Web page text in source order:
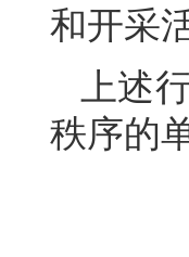
和开采
上述
秩序的